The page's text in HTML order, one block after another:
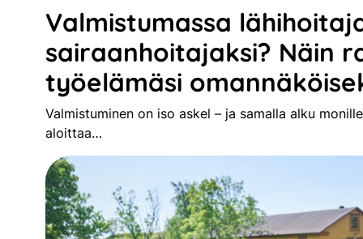
Valmistumassa
sairaanhoitajaksi? Näin
työelämäsi
Valmistuminen on iso askel – ja samalla alku
aloittaa…